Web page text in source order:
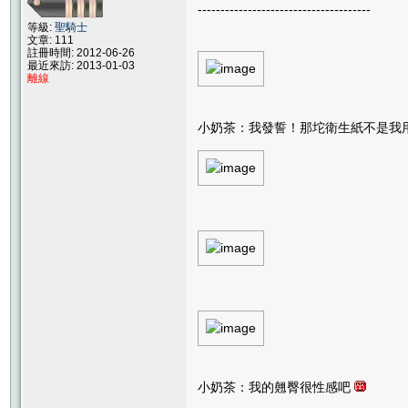
等級: 聖騎士
文章: 111
註冊時間: 2012-06-26
最近來訪: 2013-01-03
離線
--------------------------------------
小奶茶：我發誓！那坨衛生紙不是我
小奶茶：我的翹臀很性感吧